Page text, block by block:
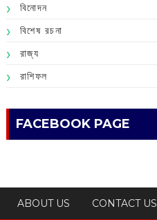
বিনোদন
বিশেষ রচনা
রাজ্য
রাশিফল
FACEBOOK PAGE
ABOUT US CONTACT US